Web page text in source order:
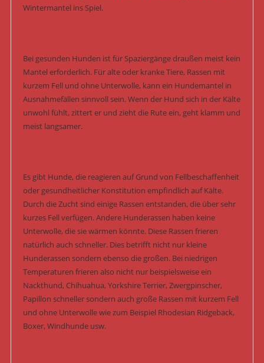
Wintermantel ins Spiel.
Bei gesunden Hunden ist für Spaziergänge draußen meist kein
Mantel erforderlich. Für alte oder kranke Tiere, Rassen mit
kurzem Fell und ohne Unterwolle, kann ein Hundemantel in
Ausnahmefällen sinnvoll sein. Wenn der Hund sich in der Kälte
unwohl fühlt, zittert er und zieht die Rute ein, geht klamm und
meist langsamer.
Es gibt Hunde, die reagieren auf Grund von Fellbeschaffenheit
oder gesundheitlicher Konstitution empfindlich auf Kälte.
Durch die Zucht sind einige Rassen entstanden, die über sehr
kurzes Fell verfügen. Andere Hunderassen haben keine
Unterwolle, die sie wärmen könnte. Diese Rassen frieren
natürlich auch schneller. Dies betrifft nicht nur kleine
Hunderassen sondern ebenso die großen. Bei niedrigen
Temperaturen frieren also nicht nur beispielsweise ein
Nackthund, Chihuahua, Yorkshire Terrier, Zwergpinscher,
Papillon schneller sondern auch große Rassen mit kurzem Fell
und ohne Unterwolle wie zum Beispiel Rhodesian Ridgeback,
Boxer, Windhunde usw.